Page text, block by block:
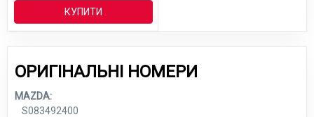
КУПИТИ
ОРИГІНАЛЬНІ НОМЕРИ
MAZDA:
S083492400